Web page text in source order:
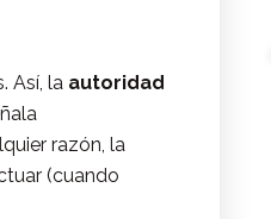
Así, la autoridad
razón, la
(cuando